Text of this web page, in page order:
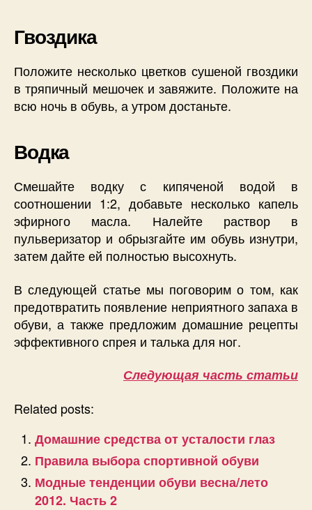
Гвоздика
Положите несколько цветков сушеной гвоздики
в тряпичный мешочек и завяжите. Положите на
всю ночь в обувь, а утром достаньте.
Водка
Смешайте водку с кипяченой водой в
соотношении 1:2, добавьте несколько капель
эфирного масла. Налейте раствор в
пульверизатор и обрызгайте им обувь изнутри,
затем дайте ей полностью высохнуть.
В следующей статье мы поговорим о том, как
предотвратить появление неприятного запаха в
обуви, а также предложим домашние рецепты
эффективного спрея и талька для ног.
Следующая часть статьи
Related posts:
Домашние средства от усталости глаз
Правила выбора спортивной обуви
Модные тенденции обуви весна/лето
2012. Часть 2